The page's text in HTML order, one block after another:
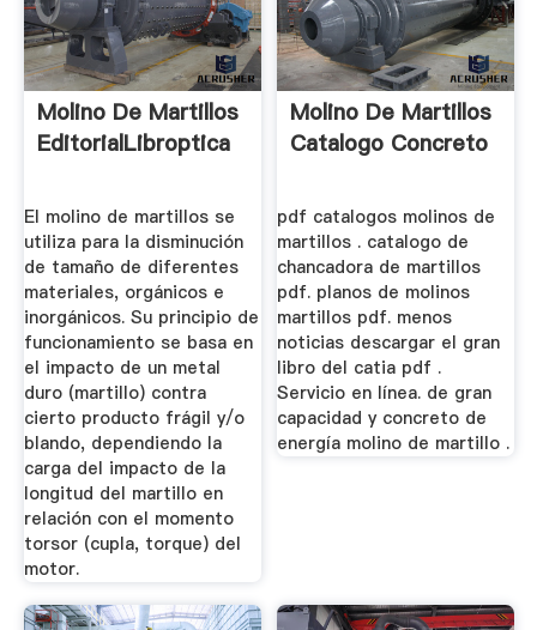
Molino De Martillos
EditorialLibroptica
El molino de martillos se
utiliza para la disminución
de tamaño de diferentes
materiales, orgánicos e
inorgánicos. Su principio de
funcionamiento se basa en
el impacto de un metal
duro (martillo) contra
cierto producto frágil y/o
blando, dependiendo la
carga del impacto de la
longitud del martillo en
relación con el momento
torsor (cupla, torque) del
motor.
Molino De Martillos
Catalogo Concreto
pdf catalogos molinos de
martillos . catalogo de
chancadora de martillos
pdf. planos de molinos
martillos pdf. menos
noticias descargar el gran
libro del catia pdf .
Servicio en línea. de gran
capacidad y concreto de
energía molino de martillo .